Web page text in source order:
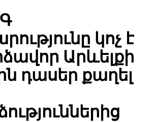
կոչ է
Արևելքի
դասեր քաղել